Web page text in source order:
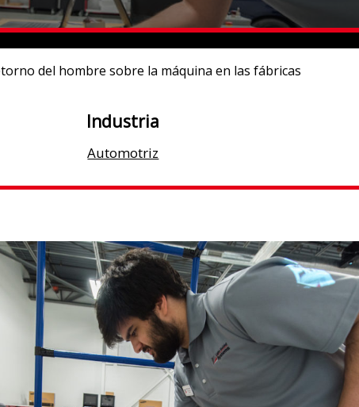
del hombre sobre la máquina en las fábricas
Industria
Automotriz